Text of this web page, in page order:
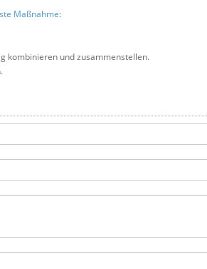
Maßnahme:
kombinieren und zusammenstellen.